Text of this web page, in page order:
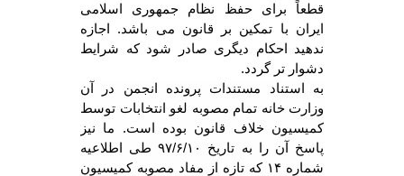
قطعاً برای حفظ نظام جمهوری اسلامی
ایران با تمکین بر قانون می باشد. اجازه
ندهید احکام دیگری صادر شود که شرایط
دشوار تر گردد.
به استناد مستندات پرونده انجمن در آن
وزارت خانه تمام مصوبه لغو انتخابات توسط
کمیسیون خلاف قانون بوده است. ما نیز
پاسخ آن را به تاریخ
۹۷/۶/۱۰طی اطلاعیه
شماره ۱۴ که تازه از مفاد مصوبه کمیسیون